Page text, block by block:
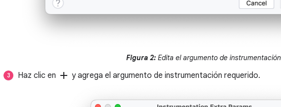
Figura 2: Edita el argumento de
Haz clic en add y agrega el argumento de instrumentación requerido.